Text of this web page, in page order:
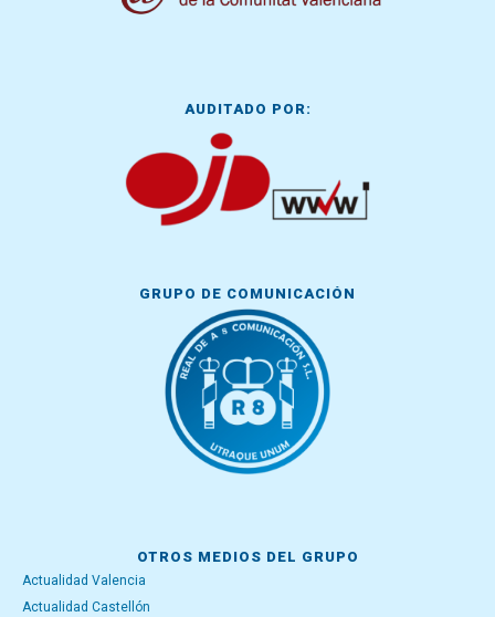
AUDITADO POR:
GRUPO DE COMUNICACIÓN
OTROS MEDIOS DEL GRUPO
Actualidad Valencia
Actualidad Castellón